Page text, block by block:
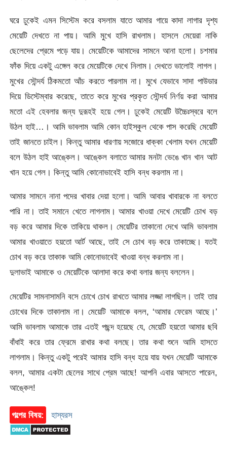
ঘরে ঢুকেই এমন সিস্টেম করে বসলাম যাতে আমার গায়ে কাদা লাগার দৃশ্য
মেয়েটি দেখতে না পায়। আমি মুখে হাসি রাখলাম। হাসলে মেয়েরা নাকি
ছেলেদের প্রেমে পড়ে যায়। মেয়েটিকে আমাদের সামনে আনা হলো। চশমার
ফাঁক দিয়ে একটু এঙ্গেল করে মেয়েটিকে দেখে নিলাম। দেখতে ভালোই লাগল।
মুখের সৌন্দর্য ঠিকমতো আঁচ করতে পারলাম না। মুখে যেভাবে সাদা পাউডার
দিয়ে ডিস্টেম্বার করেছে, তাতে করে মুখের প্রকৃত সৌন্দর্য নির্ণয় করা আমার
মতো এই হেবলার জন্য দুরূহই হয়ে গেল। ঢুকেই মেয়েটি উচ্চৈঃস্বরে বলে
উঠল হাই…। আমি ভাবলাম আমি কোন হাইস্কুল থেকে পাস করেছি মেয়েটি
তাই জানতে চাইল। কিন্তু আমার ধারণায় সজোরে ধাক্কা খেলাম যখন মেয়েটি
বলে উঠল হাই আঙ্কেল। আঙ্কেল বলাতে আমার মনটা ভেঙে খান খান আট
খান হয়ে গেল। কিন্তু আমি কোনোভাবেই হাসি বন্ধ করলাম না।
আমার সামনে নানা পদের খাবার দেয়া হলো। আমি আবার খাবারকে না বলতে
পারি না। তাই সমানে খেতে লাগলাম। আমার খাওয়া দেখে মেয়েটি চোখ বড়
বড় করে আমার দিকে তাকিয়ে থাকল। মেয়েটির তাকানো দেখে আমি ভাবলাম
আমার খাওয়াতে হয়তো আর্ট আছে, তাই সে চোখ বড় করে তাকাচ্ছে। যতই
চোখ বড় করে তাকাক আমি কোনোভাবেই খাওয়া বন্ধ করলাম না।
দুলাভাই আমাকে ও মেয়েটিকে আলাদা করে কথা বলার জন্য বললেন।
মেয়েটির সামনাসামনি বসে চোখে চোখ রাখতে আমার লজ্জা লাগছিল। তাই তার
চোখের দিকে তাকালাম না। মেয়েটি আমাকে বলল, ‘আমার ফেরেম আছে।’
আমি ভাবলাম আমাকে তার এতই পছন্দ হয়েছে যে, মেয়েটি হয়তো আমার ছবি
বাঁধাই করে তার ফ্রেমে রাখার কথা বলছে। তার কথা শুনে আমি হাসতে
লাগলাম। কিন্তু একটু পরেই আমার হাসি বন্ধ হয়ে যায় যখন মেয়েটি আমাকে
বলল, আমার একটা ছেলের সাথে প্রেম আছে! আপনি এবার আসতে পারেন,
আঙ্কেল!
গল্পের বিষয়: হাস্যরস